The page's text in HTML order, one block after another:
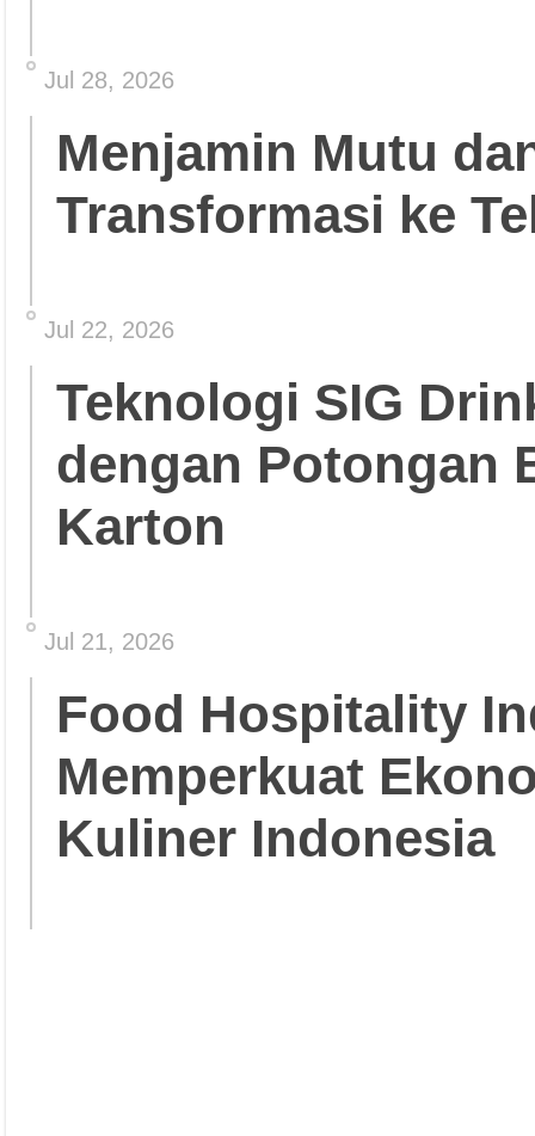
Jul 28, 2026
Menjamin Mutu
Transformasi ke
Jul 22, 2026
Teknologi SIG
dengan Potongan
Karton
Jul 21, 2026
Food Hospitality
Memperkuat
Kuliner Indonesia